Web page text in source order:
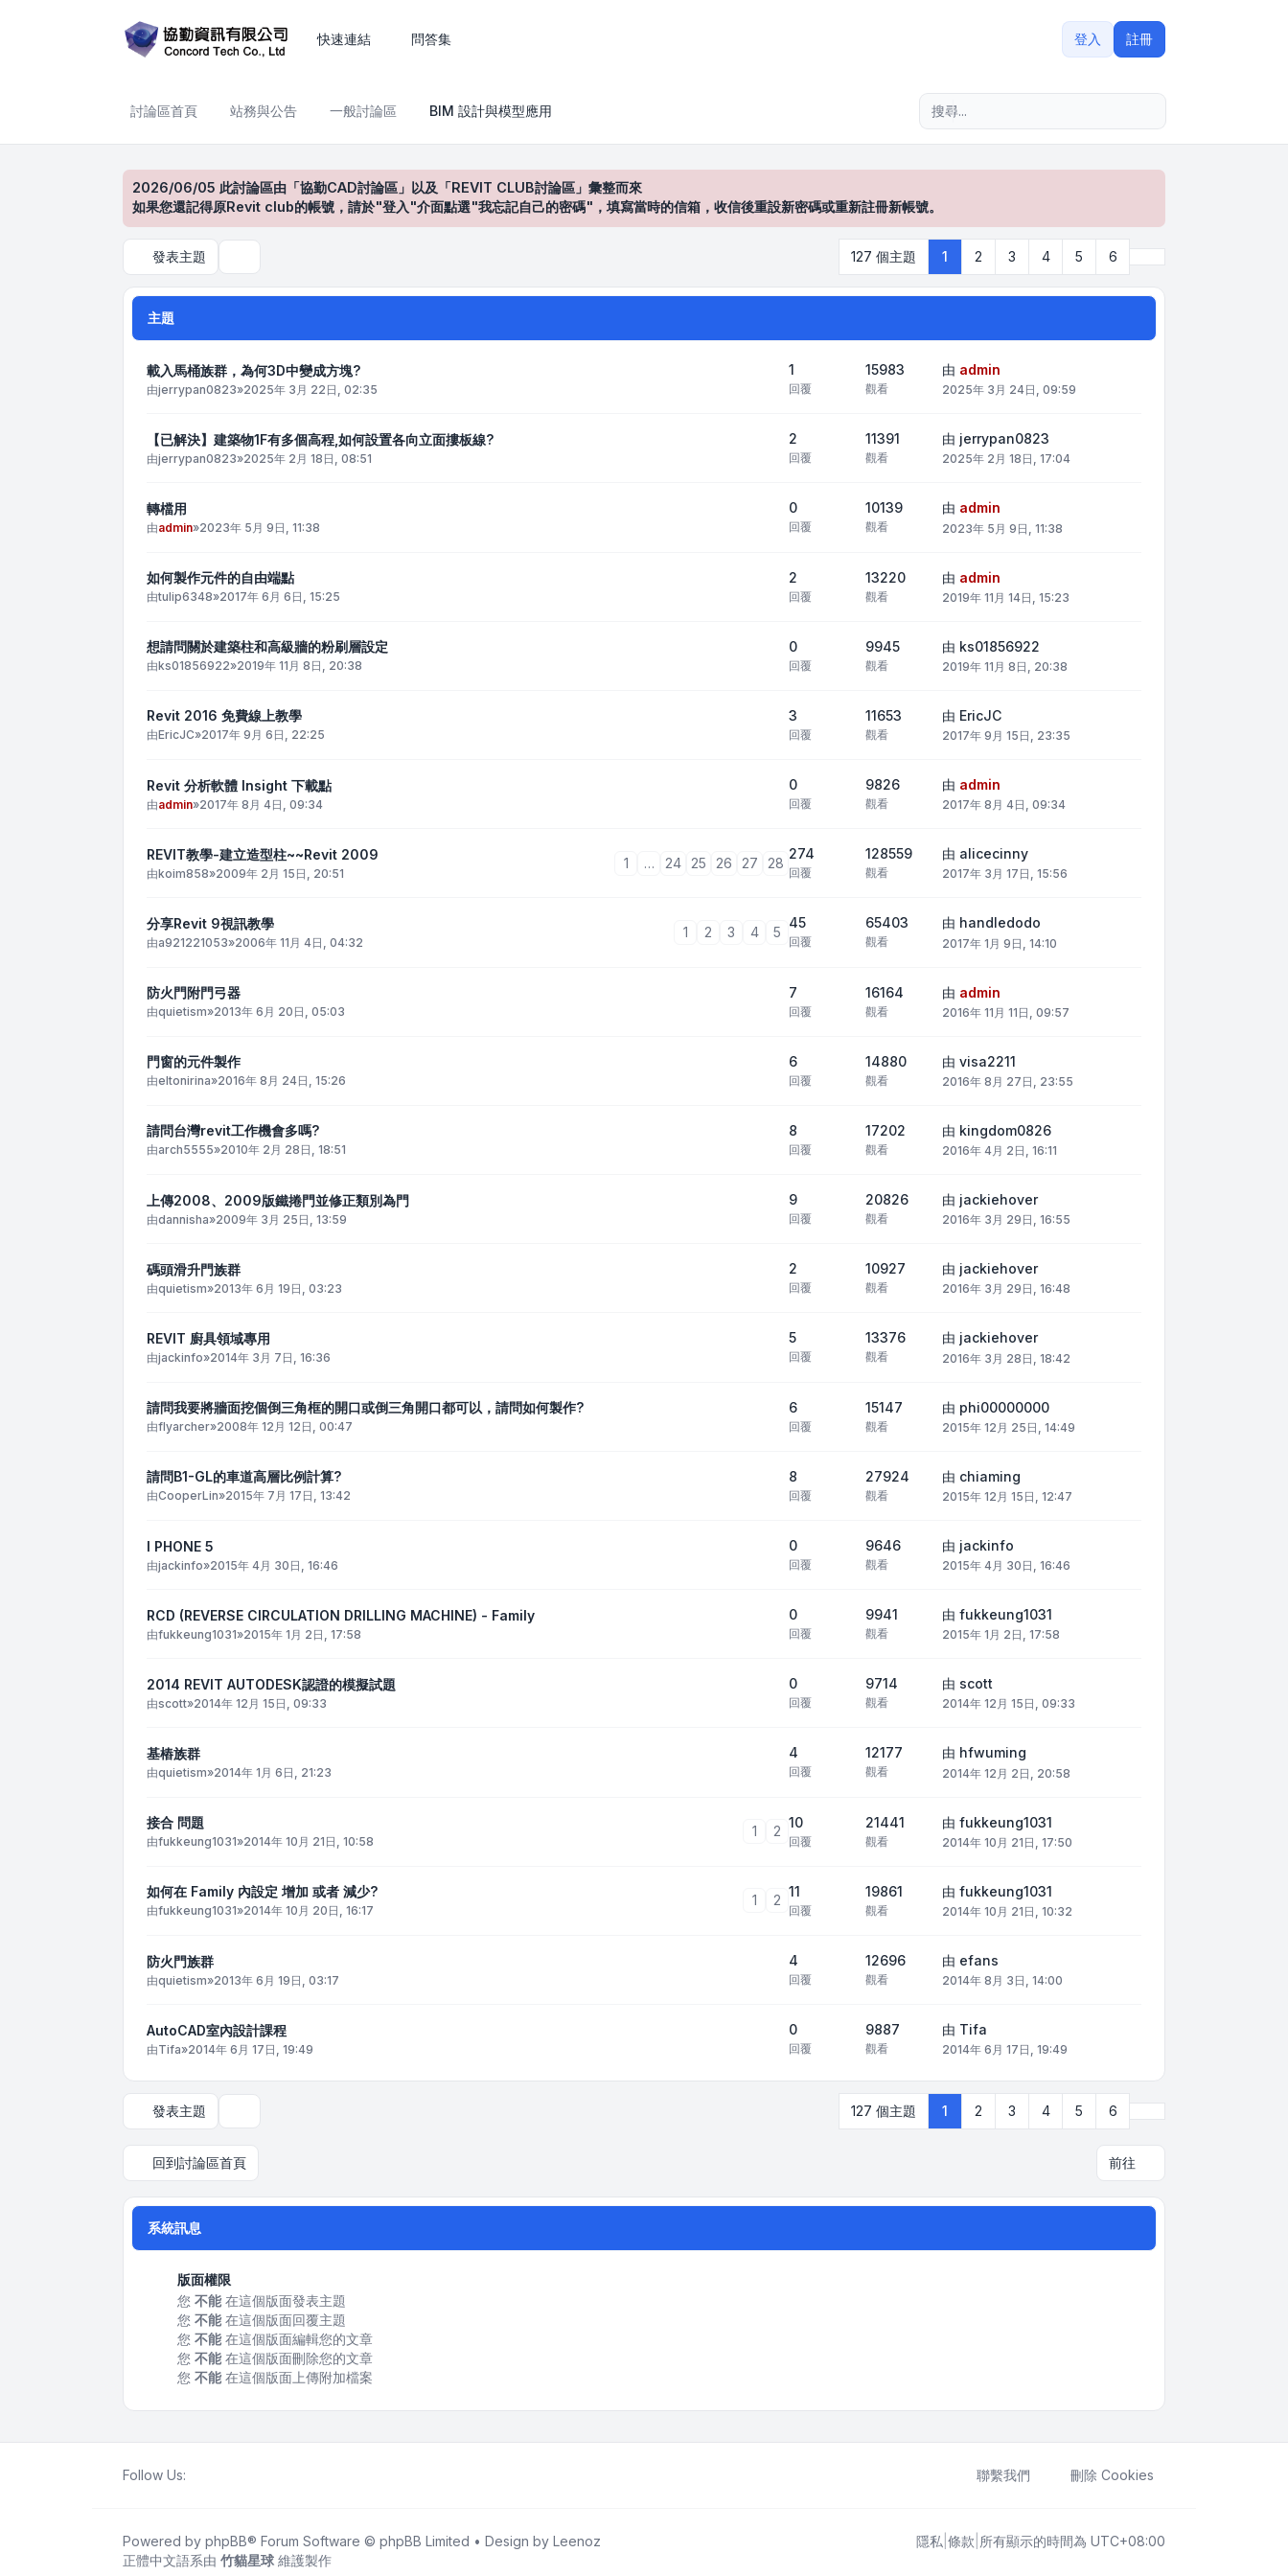
快速連結 問答集 登入 註冊
討論區首頁 站務與公告 一般討論區 BIM 設計與模型應用
2026/06/05 此討論區由「協勤CAD討論區」以及「REVIT CLUB討論區」彙整而來
如果您還記得原Revit club的帳號，請於"登入"介面點選"我忘記自己的密碼"，填寫當時的信箱，收信後重設新密碼或重新註冊新帳號。
發表主題 127 個主題 1 2 3 4 5 6
主題
載入馬桶族群，為何3D中變成方塊?
由jerrypan0823»2025年 3月 22日, 02:35
1
回覆
15983
觀看
由 admin
2025年 3月 24日, 09:59
【已解決】建築物1F有多個高程,如何設置各向立面摟板線?
由jerrypan0823»2025年 2月 18日, 08:51
2
回覆
11391
觀看
由 jerrypan0823
2025年 2月 18日, 17:04
轉檔用
由admin»2023年 5月 9日, 11:38
0
回覆
10139
觀看
由 admin
2023年 5月 9日, 11:38
如何製作元件的自由端點
由tulip6348»2017年 6月 6日, 15:25
2
回覆
13220
觀看
由 admin
2019年 11月 14日, 15:23
想請問關於建築柱和高級牆的粉刷層設定
由ks01856922»2019年 11月 8日, 20:38
0
回覆
9945
觀看
由 ks01856922
2019年 11月 8日, 20:38
Revit 2016 免費線上教學
由EricJC»2017年 9月 6日, 22:25
3
回覆
11653
觀看
由 EricJC
2017年 9月 15日, 23:35
Revit 分析軟體 Insight 下載點
由admin»2017年 8月 4日, 09:34
0
回覆
9826
觀看
由 admin
2017年 8月 4日, 09:34
REVIT教學-建立造型柱~~Revit 2009
由koim858»2009年 2月 15日, 20:51
1 … 24 25 26 27 28
274
回覆
128559
觀看
由 alicecinny
2017年 3月 17日, 15:56
分享Revit 9視訊教學
由a921221053»2006年 11月 4日, 04:32
1 2 3 4 5
45
回覆
65403
觀看
由 handledodo
2017年 1月 9日, 14:10
防火門附門弓器
由quietism»2013年 6月 20日, 05:03
7
回覆
16164
觀看
由 admin
2016年 11月 11日, 09:57
門窗的元件製作
由eltonirina»2016年 8月 24日, 15:26
6
回覆
14880
觀看
由 visa2211
2016年 8月 27日, 23:55
請問台灣revit工作機會多嗎?
由arch5555»2010年 2月 28日, 18:51
8
回覆
17202
觀看
由 kingdom0826
2016年 4月 2日, 16:11
上傳2008、2009版鐵捲門並修正類別為門
由dannisha»2009年 3月 25日, 13:59
9
回覆
20826
觀看
由 jackiehover
2016年 3月 29日, 16:55
碼頭滑升門族群
由quietism»2013年 6月 19日, 03:23
2
回覆
10927
觀看
由 jackiehover
2016年 3月 29日, 16:48
REVIT 廚具領域專用
由jackinfo»2014年 3月 7日, 16:36
5
回覆
13376
觀看
由 jackiehover
2016年 3月 28日, 18:42
請問我要將牆面挖個倒三角框的開口或倒三角開口都可以，請問如何製作?
由flyarcher»2008年 12月 12日, 00:47
6
回覆
15147
觀看
由 phi00000000
2015年 12月 25日, 14:49
請問B1-GL的車道高層比例計算?
由CooperLin»2015年 7月 17日, 13:42
8
回覆
27924
觀看
由 chiaming
2015年 12月 15日, 12:47
I PHONE 5
由jackinfo»2015年 4月 30日, 16:46
0
回覆
9646
觀看
由 jackinfo
2015年 4月 30日, 16:46
RCD (REVERSE CIRCULATION DRILLING MACHINE) - Family
由fukkeung1031»2015年 1月 2日, 17:58
0
回覆
9941
觀看
由 fukkeung1031
2015年 1月 2日, 17:58
2014 REVIT AUTODESK認證的模擬試題
由scott»2014年 12月 15日, 09:33
0
回覆
9714
觀看
由 scott
2014年 12月 15日, 09:33
基樁族群
由quietism»2014年 1月 6日, 21:23
4
回覆
12177
觀看
由 hfwuming
2014年 12月 2日, 20:58
接合 問題
由fukkeung1031»2014年 10月 21日, 10:58
1 2
10
回覆
21441
觀看
由 fukkeung1031
2014年 10月 21日, 17:50
如何在 Family 內設定 增加 或者 減少?
由fukkeung1031»2014年 10月 20日, 16:17
1 2
11
回覆
19861
觀看
由 fukkeung1031
2014年 10月 21日, 10:32
防火門族群
由quietism»2013年 6月 19日, 03:17
4
回覆
12696
觀看
由 efans
2014年 8月 3日, 14:00
AutoCAD室內設計課程
由Tifa»2014年 6月 17日, 19:49
0
回覆
9887
觀看
由 Tifa
2014年 6月 17日, 19:49
發表主題 127 個主題 1 2 3 4 5 6
回到討論區首頁 前往
系統訊息
版面權限
您 不能在這個版面發表主題
您 不能在這個版面回覆主題
您 不能在這個版面編輯您的文章
您 不能在這個版面刪除您的文章
您 不能在這個版面上傳附加檔案
Follow Us: 聯繫我們 刪除 Cookies
Powered by phpBB® Forum Software © phpBB Limited • Design by Leenoz
正體中文語系由 竹貓星球 維護製作
隱私 條款 所有顯示的時間為 UTC+08:00